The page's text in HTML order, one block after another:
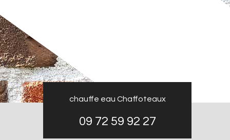
chauffe eau Chaffoteaux
09 72 59 92 27